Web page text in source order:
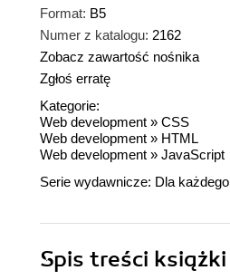
Format: B5
Numer z katalogu: 2162
Zobacz zawartość nośnika
Zgłoś erratę
Kategorie:
Web development » CSS
Web development » HTML
Web development » JavaScript
Serie wydawnicze: Dla każdego
Spis treści książki